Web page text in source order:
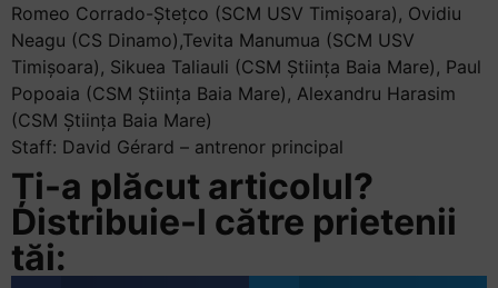
Romeo Corrado-Ștețco (SCM USV Timișoara), Ovidiu
Neagu (CS Dinamo),Tevita Manumua (SCM USV
Timișoara), Sikuea Taliauli (CSM Știința Baia Mare), Paul
Popoaia (CSM Știința Baia Mare), Alexandru Harasim
(CSM Știința Baia Mare)
Staff: David Gérard – antrenor principal
Ți-a plăcut articolul?
Distribuie-l către prietenii
tăi: